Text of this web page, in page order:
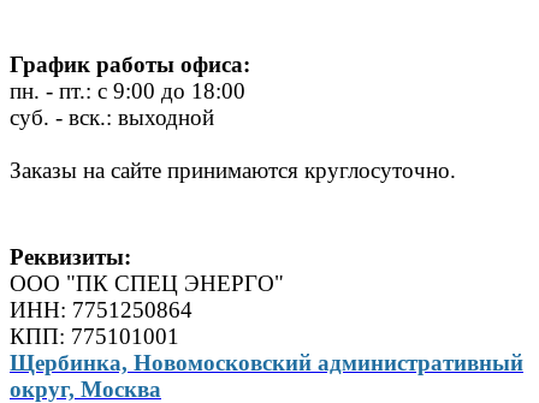
График работы офиса:
пн. - пт.: с 9:00 до 18:00
суб. - вск.: выходной
Заказы на сайте принимаются круглосуточно.
Реквизиты:
ООО "ПК СПЕЦ ЭНЕРГО"
ИНН: 7751250864
КПП: 775101001
Щербинка, Новомосковский административный
округ, Москва